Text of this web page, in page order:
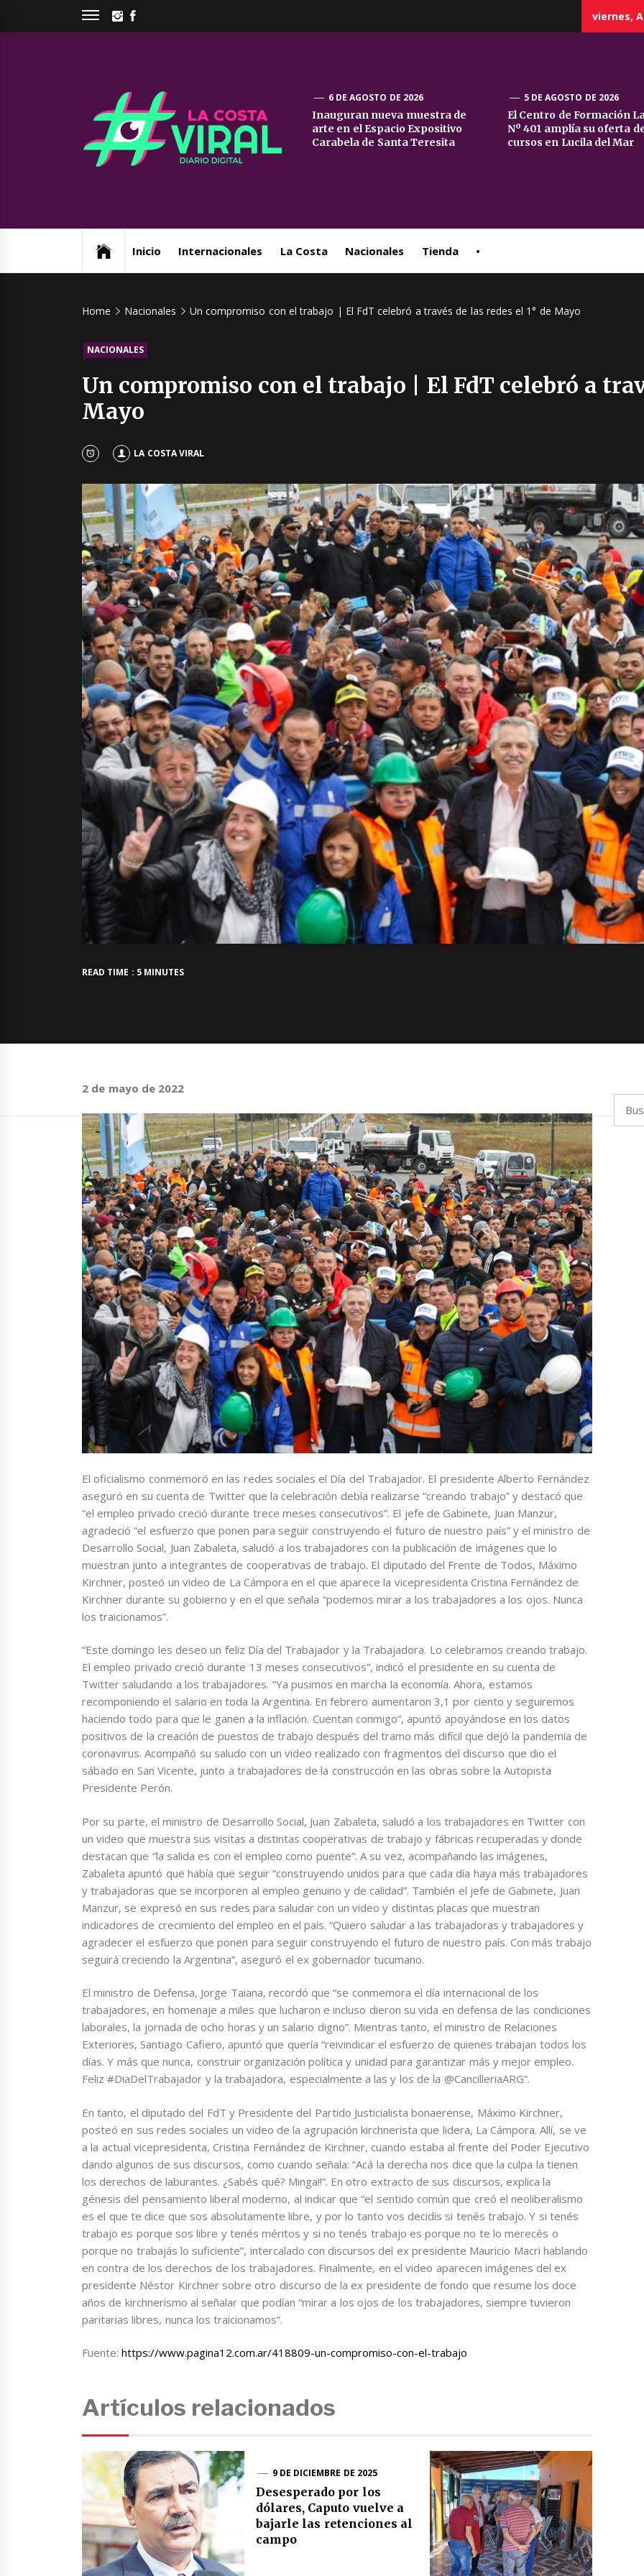
INSTAGRAM
viernes,
La
Costa
6 DE AGOSTO DE 2026
Inauguran nueva muestra de
arte en el Espacio Expositivo
Carabela de Santa Teresita
5 DE AGOSTO DE 2026
El Centro de Formación
Nº 401 amplía su oferta
cursos en Lucila del Mar
Inicio Internacionales La Costa Nacionales Tienda •
Home Nacionales Un compromiso con el trabajo | El FdT celebró a través de las redes el 1° de Mayo
NACIONALES
Un compromiso con el trabajo | El FdT celebró a
Mayo
LA COSTA VIRAL
READ TIME : 5 MINUTES
2 de mayo de 2022
El oficialismo conmemoró en las redes sociales el Día del Trabajador. El presidente Alberto Fernández
aseguró en su cuenta de Twitter que la celebración debía realizarse “creando trabajo” y destacó que
“el empleo privado creció durante trece meses consecutivos”. El jefe de Gabinete, Juan Manzur,
agradeció “el esfuerzo que ponen para seguir construyendo el futuro de nuestro país” y el ministro de
Desarrollo Social, Juan Zabaleta, saludó a los trabajadores con la publicación de imágenes que lo
muestran junto a integrantes de cooperativas de trabajo. El diputado del Frente de Todos, Máximo
Kirchner, posteó un video de La Cámpora en el que aparece la vicepresidenta Cristina Fernández de
Kirchner durante su gobierno y en el que señala “podemos mirar a los trabajadores a los ojos. Nunca
los traicionamos”.
“Este domingo les deseo un feliz Día del Trabajador y la Trabajadora. Lo celebramos creando trabajo.
El empleo privado creció durante 13 meses consecutivos”, indicó el presidente en su cuenta de
Twitter saludando a los trabajadores. “Ya pusimos en marcha la economía. Ahora, estamos
recomponiendo el salario en toda la Argentina. En febrero aumentaron 3,1 por ciento y seguiremos
haciendo todo para que le ganen a la inflación. Cuentan conmigo”, apuntó apoyándose en los datos
positivos de la creación de puestos de trabajo después del tramo más difícil que dejó la pandemia de
coronavirus. Acompañó su saludo con un video realizado con fragmentos del discurso que dio el
sábado en San Vicente, junto a trabajadores de la construcción en las obras sobre la Autopista
Presidente Perón.
Por su parte, el ministro de Desarrollo Social, Juan Zabaleta, saludó a los trabajadores en Twitter con
un video que muestra sus visitas a distintas cooperativas de trabajo y fábricas recuperadas y donde
destacan que “la salida es con el empleo como puente”. A su vez, acompañando las imágenes,
Zabaleta apuntó que había que seguir “construyendo unidos para que cada día haya más trabajadores
y trabajadoras que se incorporen al empleo genuino y de calidad”. También el jefe de Gabinete, Juan
Manzur, se expresó en sus redes para saludar con un video y distintas placas que muestran
indicadores de crecimiento del empleo en el país. “Quiero saludar a las trabajadoras y trabajadores y
agradecer el esfuerzo que ponen para seguir construyendo el futuro de nuestro país. Con más trabajo
seguirá creciendo la Argentina”, aseguró el ex gobernador tucumano.
El ministro de Defensa, Jorge Taiana, recordó que “se conmemora el día internacional de los
trabajadores, en homenaje a miles que lucharon e incluso dieron su vida en defensa de las condiciones
laborales, la jornada de ocho horas y un salario digno”. Mientras tanto, el ministro de Relaciones
Exteriores, Santiago Cafiero, apuntó que quería “reivindicar el esfuerzo de quienes trabajan todos los
días. Y más que nunca, construir organización política y unidad para garantizar más y mejor empleo.
Feliz #DiaDelTrabajador y la trabajadora, especialmente a las y los de la @CancilleriaARG”.
En tanto, el diputado del FdT y Presidente del Partido Justicialista bonaerense, Máximo Kirchner,
posteó en sus redes sociales un video de la agrupación kirchnerista que lidera, La Cámpora. Allí, se ve
a la actual vicepresidenta, Cristina Fernández de Kirchner, cuando estaba al frente del Poder Ejecutivo
dando algunos de sus discursos, como cuando señala: “Acá la derecha nos dice que la culpa la tienen
los derechos de laburantes. ¿Sabés qué? Minga!!”. En otro extracto de sus discursos, explica la
génesis del pensamiento liberal moderno, al indicar que “el sentido común que creó el neoliberalismo
es el que te dice que sos absolutamente libre, y por lo tanto vos decidís si tenés trabajo. Y si tenés
trabajo es porque sos libre y tenés méritos y si no tenés trabajo es porque no te lo merecés o
porque no trabajás lo suficiente”, intercalado con discursos del ex presidente Mauricio Macri hablando
en contra de los derechos de los trabajadores. Finalmente, en el video aparecen imágenes del ex
presidente Néstor Kirchner sobre otro discurso de la ex presidente de fondo que resume los doce
años de kirchnerismo al señalar que podían “mirar a los ojos de los trabajadores, siempre tuvieron
paritarias libres, nunca los traicionamos”.
Fuente:https://www.pagina12.com.ar/418809-un-compromiso-con-el-trabajo
Artículos relacionados
9 DE DICIEMBRE DE 2025
Desesperado por los
dólares, Caputo vuelve a
bajarle las retenciones al
campo